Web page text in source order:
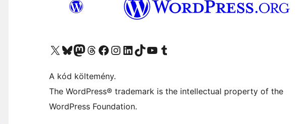
Visit our X (formerly Twitter) account
Visit our Bluesky account
Twitter csatornánk
Visit our Threads account
Facebook oldalunk megtekintése
Visit our Instagram account
Visit our LinkedIn account
Visit our TikTok account
Visit our YouTube channel
Visit our Tumblr account
A kód költemény.
The WordPress® trademark is the intellectual property of the
WordPress Foundation.